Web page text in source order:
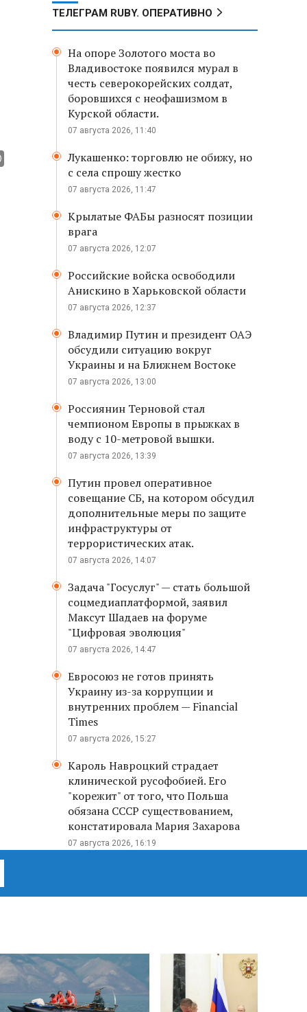
ТЕЛЕГРАМ RUBY. ОПЕРАТИВНО
На опоре Золотого моста во
Владивостоке появился мурал в
честь северокорейских солдат,
боровшихся с неофашизмом в
Курской области.
07 августа 2026, 11:40
Лукашенко: торговлю не обижу, но
с села спрошу жестко
07 августа 2026, 11:47
Крылатые ФАБы разносят позиции
врага
07 августа 2026, 12:07
Российские войска освободили
Анискино в Харьковской области
07 августа 2026, 12:37
Владимир Путин и президент ОАЭ
обсудили ситуацию вокруг
Украины и на Ближнем Востоке
07 августа 2026, 13:00
Россиянин Терновой стал
чемпионом Европы в прыжках в
воду с 10-метровой вышки.
07 августа 2026, 13:39
Путин провел оперативное
совещание СБ, на котором обсудил
дополнительные меры по защите
инфраструктуры от
террористических атак.
07 августа 2026, 14:07
Задача "Госуслуг" — стать большой
соцмедиаплатформой, заявил
Максут Шадаев на форуме
"Цифровая эволюция"
07 августа 2026, 14:47
Евросоюз не готов принять
Украину из-за коррупции и
внутренних проблем — Financial
Times
07 августа 2026, 15:27
Кароль Навроцкий страдает
клинической русофобией. Его
"корежит" от того, что Польша
обязана СССР существованием,
констатировала Мария Захарова
07 августа 2026, 16:19